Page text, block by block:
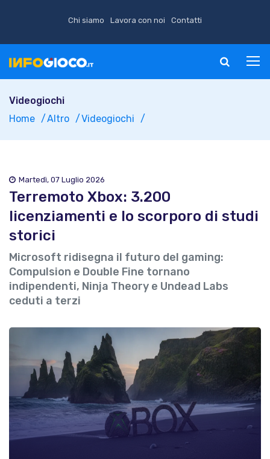
Chi siamo Lavora con noi Contatti
Videogiochi
Home
Altro Videogiochi
Martedì, 07 Luglio 2026
Terremoto Xbox: 3.200
licenziamenti e lo scorporo di studi
storici
Microsoft ridisegna il futuro del gaming:
Compulsion e Double Fine tornano
indipendenti, Ninja Theory e Undead Labs
ceduti a terzi